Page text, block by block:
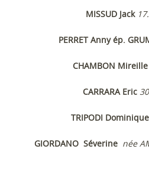
MISSUD Jack
PERRET Anny ép.
CHAMBON Mireille
CARRARA Eric
TRIPODI Dominique
GIORDANO Séverine née